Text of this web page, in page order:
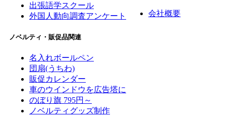
出張語学スクール
外国人動向調査アンケート
ノベルティ・販促品関連
名入れボールペン
団扇(うちわ)
販促カレンダー
車のウインドウを広告塔に
のぼり旗 795円～
ノベルティグッズ制作
会社概要